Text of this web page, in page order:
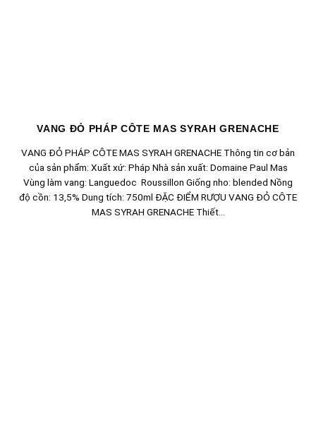
VANG ĐỎ PHÁP CÔTE MAS SYRAH GRENACHE
VANG ĐỎ PHÁP CÔTE MAS SYRAH GRENACHE Thông tin cơ bản
của sản phẩm: Xuất xứ: Pháp Nhà sản xuất: Domaine Paul Mas
Vùng làm vang: Languedoc Roussillon Giống nho: blended Nồng
độ cồn: 13,5% Dung tích: 750ml ĐẶC ĐIỂM RƯỢU VANG ĐỎ CÔTE
MAS SYRAH GRENACHE Thiết...